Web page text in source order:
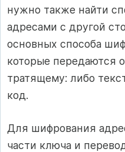
нужно также найти
адресами с другой
основных способа
которые передаются
тратящему: либо
код.
Для шифрования
части ключа и